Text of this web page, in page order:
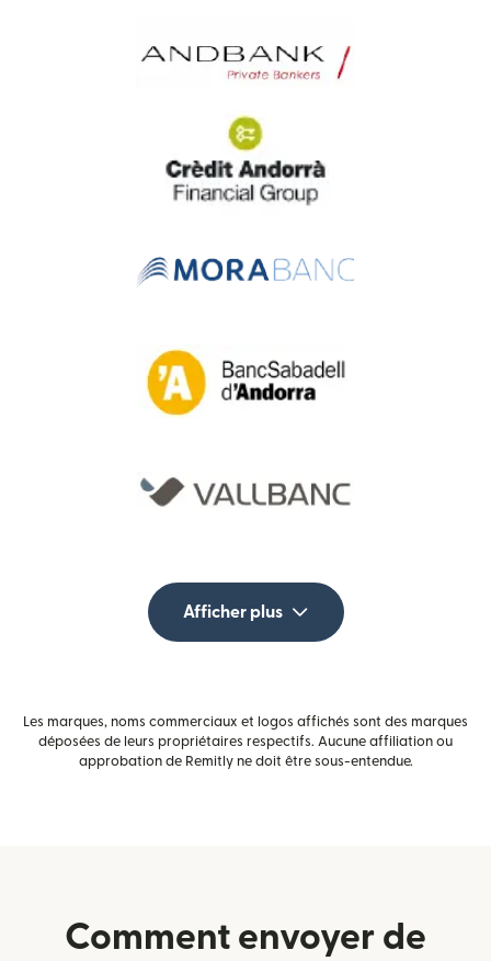
Afficher plus
Les marques, noms commerciaux et logos affichés sont des marques
déposées de leurs propriétaires respectifs. Aucune affiliation ou
approbation de Remitly ne doit être sous-entendue.
Comment envoyer de